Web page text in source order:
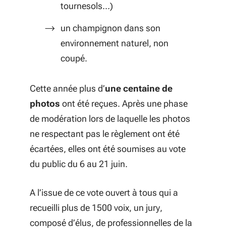
tournesols…)
un champignon dans son
environnement naturel, non
coupé.
Cette année plus d’une centaine de
photos ont été reçues. Après une phase
de modération lors de laquelle les photos
ne respectant pas le règlement ont été
écartées, elles ont été soumises au vote
du public du 6 au 21 juin.
A l’issue de ce vote ouvert à tous qui a
recueilli plus de 1500 voix, un jury,
composé d’élus, de professionnelles de la